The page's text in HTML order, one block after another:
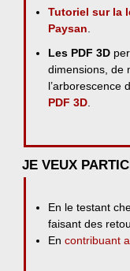
Tutoriel sur la
Paysan
Les PDF 3D
dimensions, de
l’arborescence
PDF 3D
JE VEUX
En le testant
faisant des
Encontribuant